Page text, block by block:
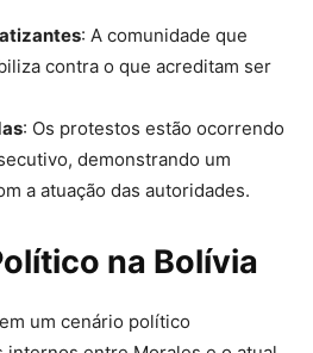
: A comunidade que
contra o que acreditam ser
: Os protestos estão ocorrendo
demonstrando um
a atuação das autoridades.
na Bolívia
um cenário político